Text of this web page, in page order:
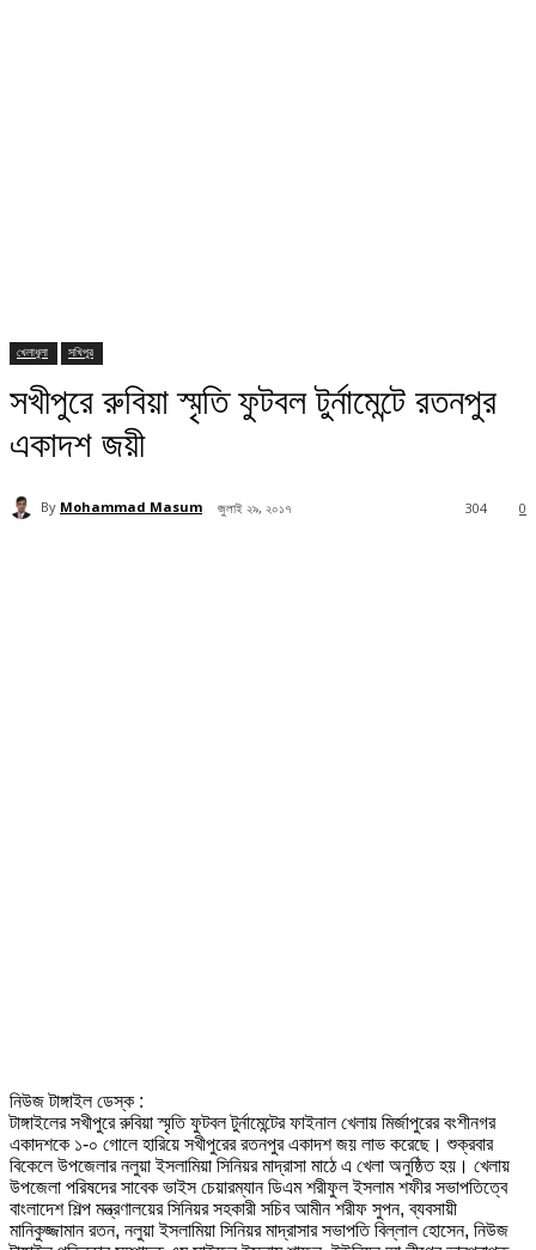
খেলাধুলা সখিপুর
সখীপুরে রুবিয়া স্মৃতি ফুটবল টুর্নামেন্টে রতনপুর
একাদশ জয়ী
By Mohammad Masum জুলাই ২৯, ২০১৭ 0
304
নিউজ টাঙ্গাইল ডেস্ক :
টাঙ্গাইলের সখীপুরে রুবিয়া স্মৃতি ফুটবল টুর্নামেন্টের ফাইনাল খেলায় মির্জাপুরের বংশীনগর
একাদশকে ১-০ গোলে হারিয়ে সখীপুরের রতনপুর একাদশ জয় লাভ করেছে। শুক্রবার
বিকেলে উপজেলার নলুয়া ইসলামিয়া সিনিয়র মাদ্রাসা মাঠে এ খেলা অনুষ্ঠিত হয়। খেলায়
উপজেলা পরিষদের সাবেক ভাইস চেয়ারম্যান ডিএম শরীফুল ইসলাম শফীর সভাপতিত্বে
বাংলাদেশ শিল্প মন্ত্রণালয়ের সিনিয়র সহকারী সচিব আমীন শরীফ সুপন, ব্যবসায়ী
মানিকুজ্জামান রতন, নলুয়া ইসলামিয়া সিনিয়র মাদ্রাসার সভাপতি বিল্লাল হোসেন, নিউজ